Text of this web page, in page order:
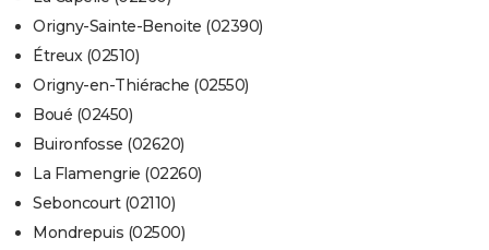
Origny-Sainte-Benoite (02390)
Étreux (02510)
Origny-en-Thiérache (02550)
Boué (02450)
Buironfosse (02620)
La Flamengrie (02260)
Seboncourt (02110)
Mondrepuis (02500)